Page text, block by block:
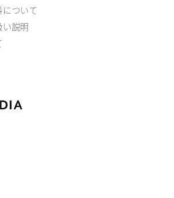
ついて
説明